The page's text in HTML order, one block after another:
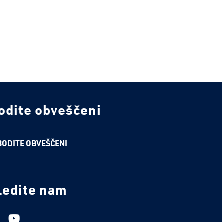
obveščeni
OBVEŠČENI
nam